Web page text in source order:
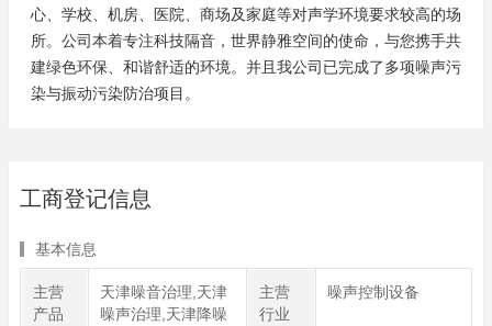
心、学校、机房、医院、商场及家庭等对声学环境要求较高的场
所。公司本着专注科技隔音，世界静雅空间的使命，与您携手共
建绿色环保、和谐舒适的环境。并且我公司已完成了多项噪声污
染与振动污染防治项目。
工商登记信息
基本信息
主营
产品
天津噪音治理,天津
噪声治理,天津降噪
主营
行业
噪声控制设备